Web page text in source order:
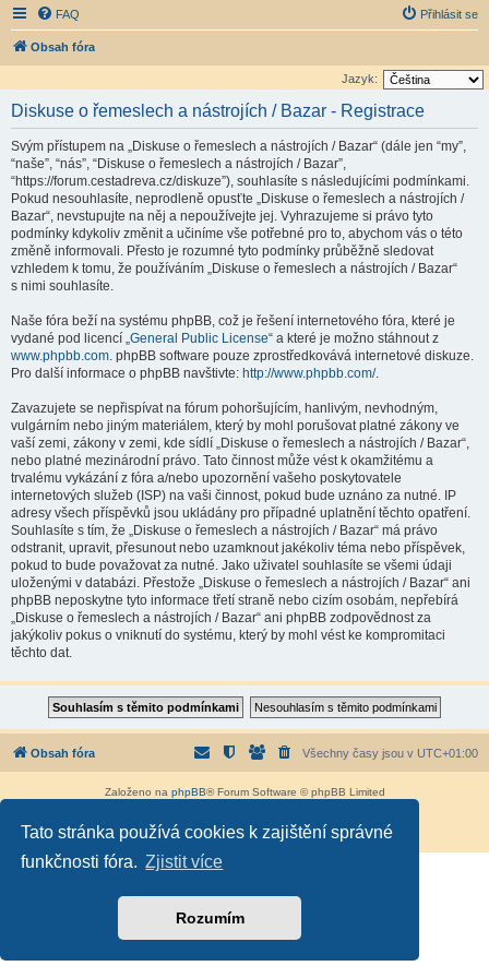
Tato stránka používá cookies k zajištění správné
funkčnosti fóra. Zjistit více
Rozumím
FAQ Přihlásit se
Obsah fóra
Jazyk:
Diskuse o řemeslech a nástrojích / Bazar - Registrace
Svým přístupem na „Diskuse o řemeslech a nástrojích / Bazar“ (dále jen “my”,
“naše”, “nás”, “Diskuse o řemeslech a nástrojích / Bazar”,
“https://forum.cestadreva.cz/diskuze”), souhlasíte s následujícími podmínkami.
Pokud nesouhlasíte, neprodleně opusťte „Diskuse o řemeslech a nástrojích /
Bazar“, nevstupujte na něj a nepoužívejte jej. Vyhrazujeme si právo tyto
podmínky kdykoliv změnit a učiníme vše potřebné pro to, abychom vás o této
změně informovali. Přesto je rozumné tyto podmínky průběžně sledovat
vzhledem k tomu, že používáním „Diskuse o řemeslech a nástrojích / Bazar“
s nimi souhlasíte.
Naše fóra beží na systému phpBB, což je řešení internetového fóra, které je
vydané pod licencí „General Public License“ a které je možno stáhnout z
www.phpbb.com. phpBB software pouze zprostředkovává internetové diskuze.
Pro další informace o phpBB navštivte: http://www.phpbb.com/.
Zavazujete se nepřispívat na fórum pohoršujícím, hanlivým, nevhodným,
vulgárním nebo jiným materiálem, který by mohl porušovat platné zákony ve
vaší zemi, zákony v zemi, kde sídlí „Diskuse o řemeslech a nástrojích / Bazar“,
nebo platné mezinárodní právo. Tato činnost může vést k okamžitému a
trvalému vykázání z fóra a/nebo upozornění vašeho poskytovatele
internetových služeb (ISP) na vaši činnost, pokud bude uznáno za nutné. IP
adresy všech příspěvků jsou ukládány pro případné uplatnění těchto opatření.
Souhlasíte s tím, že „Diskuse o řemeslech a nástrojích / Bazar“ má právo
odstranit, upravit, přesunout nebo uzamknout jakékoliv téma nebo příspěvek,
pokud to bude považovat za nutné. Jako uživatel souhlasíte se všemi údaji
uloženými v databázi. Přestože „Diskuse o řemeslech a nástrojích / Bazar“ ani
phpBB neposkytne tyto informace třetí straně nebo cizím osobám, nepřebírá
„Diskuse o řemeslech a nástrojích / Bazar“ ani phpBB zodpovědnost za
jakýkoliv pokus o vniknutí do systému, který by mohl vést ke kompromitaci
těchto dat.
Obsah fóra Všechny časy jsou v UTC+01:00
Založeno na phpBB® Forum Software © phpBB Limited
Soukromí| Podmínky